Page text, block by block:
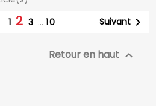
1 2 3 … 10 Suivant 
Retour en haut 